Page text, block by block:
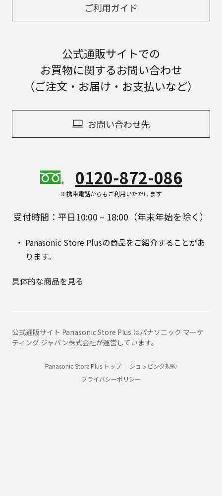
ご利用ガイド
公式通販サイトでの
お買物に関するお問い合わせ
（ご注文・お届け・お支払いなど）
お問い合わせ先
0120-872-086
※携帯電話からもご利用いただけます
受付時間：平日10:00 – 18:00（年末年始を除く）
Panasonic Store Plusの商品をご紹介することがあ
ります。
具体的な商品を見る
公式通販サイト Panasonic Store Plus はパナソニック マーケ
ティング ジャパン株式会社が運営しています。
Panasonic Store Plus トップ
ショッピング規約
プライバシーポリシー